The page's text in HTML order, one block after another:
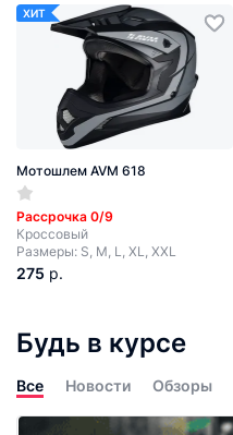
ХИТ
Мотошлем AVM 618
Рассрочка 0/9
Кроссовый
Размеры: S, M, L, XL, XXL
275 р.
Будь в курсе
Все Новости Обзоры